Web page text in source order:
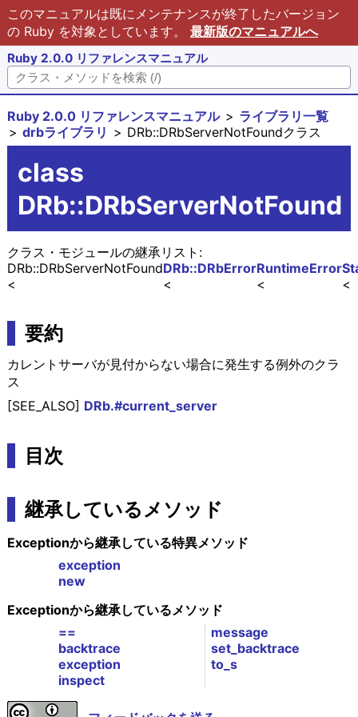
このマニュアルは既にメンテナンスが終了したバージョン
の Ruby を対象としています。 最新版のマニュアルへ
Ruby 2.0.0 リファレンスマニュアル
Ruby 2.0.0 リファレンスマニュアル
ライブラリ一覧
drbライブラリ
DRb::DRbServerNotFoundクラス
class
DRb::DRbServerNotFound
クラス・モジュールの継承リスト:
RuntimeError
DRb::DRbError
DRb::DRbServerNotFound
要約
カレントサーバが見付からない場合に発生する例外のクラ
ス
[SEE_ALSO] DRb.#current_server
目次
継承しているメソッド
Exceptionから継承している特異メソッド
exception
new
Exceptionから継承しているメソッド
==
backtrace
exception
inspect
message
set_backtrace
to_s